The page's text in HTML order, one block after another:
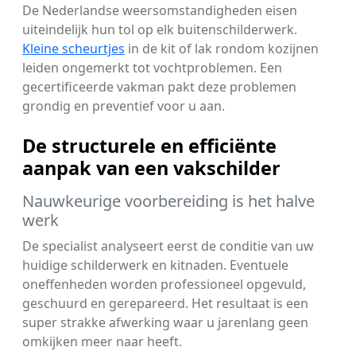
De Nederlandse weersomstandigheden eisen
uiteindelijk hun tol op elk buitenschilderwerk.
Kleine scheurtjes in de kit of lak rondom kozijnen
leiden ongemerkt tot vochtproblemen. Een
gecertificeerde vakman pakt deze problemen
grondig en preventief voor u aan.
De structurele en efficiënte
aanpak van een vakschilder
Nauwkeurige voorbereiding is het halve
werk
De specialist analyseert eerst de conditie van uw
huidige schilderwerk en kitnaden. Eventuele
oneffenheden worden professioneel opgevuld,
geschuurd en gerepareerd. Het resultaat is een
super strakke afwerking waar u jarenlang geen
omkijken meer naar heeft.